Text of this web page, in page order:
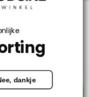
dankje